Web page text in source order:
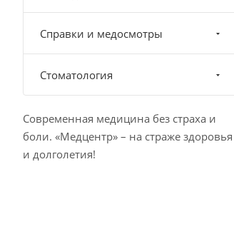
Справки и медосмотры
Стоматология
Современная медицина без страха и
боли. «Медцентр» – на страже здоровья
и долголетия!